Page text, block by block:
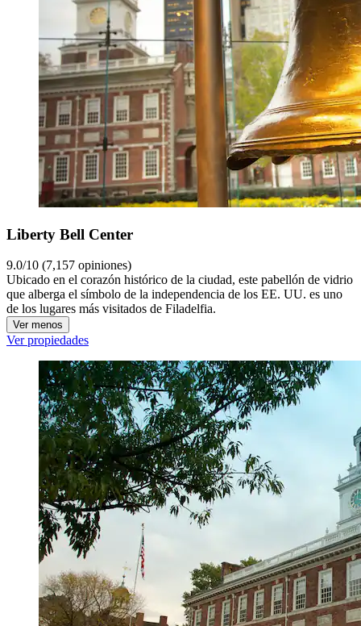
Liberty Bell Center
9.0/10 (7,157 opiniones)
Ubicado en el corazón histórico de la ciudad, este pabellón de vidrio
que alberga el símbolo de la independencia de los EE. UU. es uno
de los lugares más visitados de Filadelfia.
Ver menos
Ver propiedades